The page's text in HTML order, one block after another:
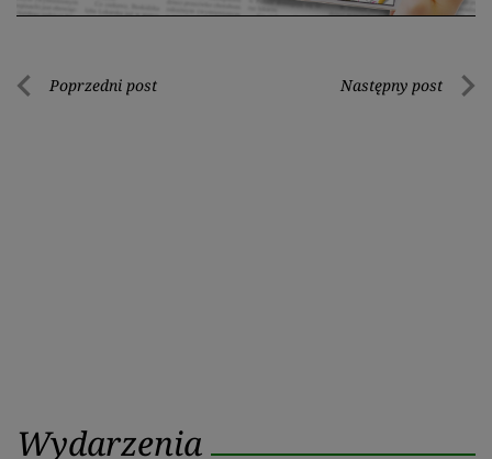
Nawigacja
Poprzedni post Następny post
Wydarzenia